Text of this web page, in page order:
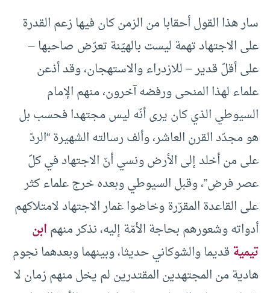
سار هذا القول أحقابا من الزمن كان فيها زعم القدرة
على الاجتهاد تهمة ليست بالهيّنة تعرّض صاحبها –
على أقلّ قدير – للازدراء والاستهجان، وقد أذعن
علماء لهذا المنحى ورفضه آخرون، منهم الإمام
السيوطي الذي كان يرى أنّه ليس مجتهدا فحسب بل
هو مجدّد القرن العاشر، وألف رسالته الشهيرة “الردّ
على من أخلد إلى الأرض ونسي أنّ الاجتهاد في كلّ
عصر فرض”، وقبل السيوطي وبعده خرج علماء كثر
على القاعدة المقرّرة وخاضوا غمار الاجتهاد لامتلاكهم
أدواته وشعورهم بحاجة الأمّة إليه، نذكر منهمابن
تيميةقديما والشوكاني حديثا، وبينهما وبعدهما نجوم
هادية من المجتهدين المقتدرين لم يخل منهم زمان لا